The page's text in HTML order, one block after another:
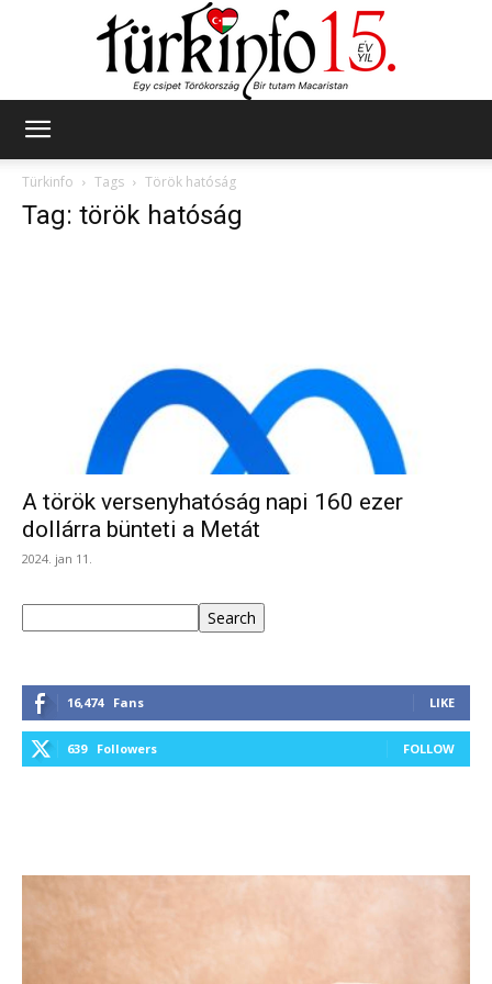
Türkinfo
Tags Török hatóság
Tag: török hatóság
A török versenyhatóság napi 160 ezer
dollárra bünteti a Metát
2024. jan 11.
Search
16,474 Fans LIKE
639 Followers FOLLOW